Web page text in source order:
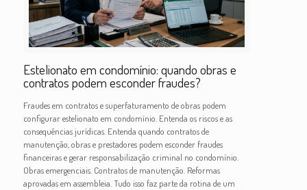
Estelionato em condomínio: quando obras e
contratos podem esconder fraudes?
Fraudes em contratos e superfaturamento de obras podem
configurar estelionato em condomínio. Entenda os riscos e as
consequências jurídicas. Entenda quando contratos de
manutenção, obras e prestadores podem esconder fraudes
financeiras e gerar responsabilização criminal no condomínio.
Obras emergenciais. Contratos de manutenção. Reformas
aprovadas em assembleia. Tudo isso faz parte da rotina de um